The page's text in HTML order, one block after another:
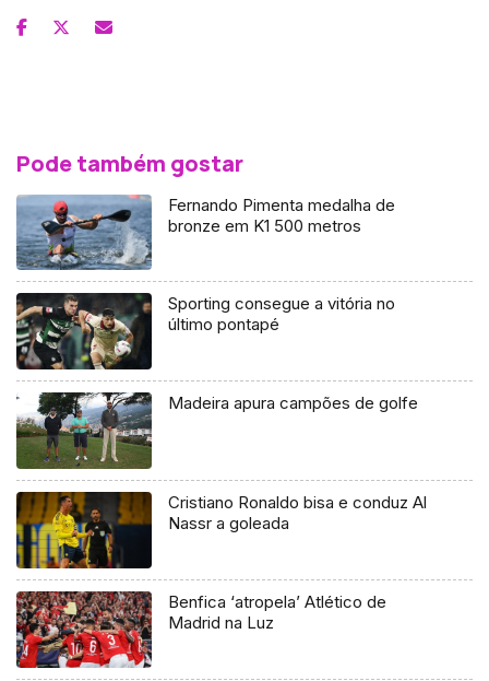
Pode também gostar
Fernando Pimenta medalha de
bronze em K1 500 metros
Sporting consegue a vitória no
último pontapé
Madeira apura campões de golfe
Cristiano Ronaldo bisa e conduz Al
Nassr a goleada
Benfica ‘atropela’ Atlético de
Madrid na Luz